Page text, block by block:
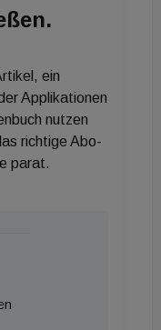
sowie
Drees &
Bauwesen
BIM (Building
angekommen zu
des
Planung und
ein
Applikationen
nutzen
richtige Abo-
parat.